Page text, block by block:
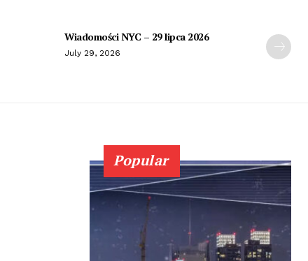
Wiadomości NYC – 29 lipca 2026
July 29, 2026
Popular